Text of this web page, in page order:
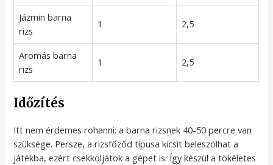
Jázmin barna
rizs
1 2,5
Aromás barna
rizs
1 2,5
Időzítés
Itt nem érdemes rohanni: a barna rizsnek 40-50 percre van
szüksége. Persze, a rizsfőződ típusa kicsit beleszólhat a
játékba, ezért csekkoljátok a gépet is. Így készül a tökéletes